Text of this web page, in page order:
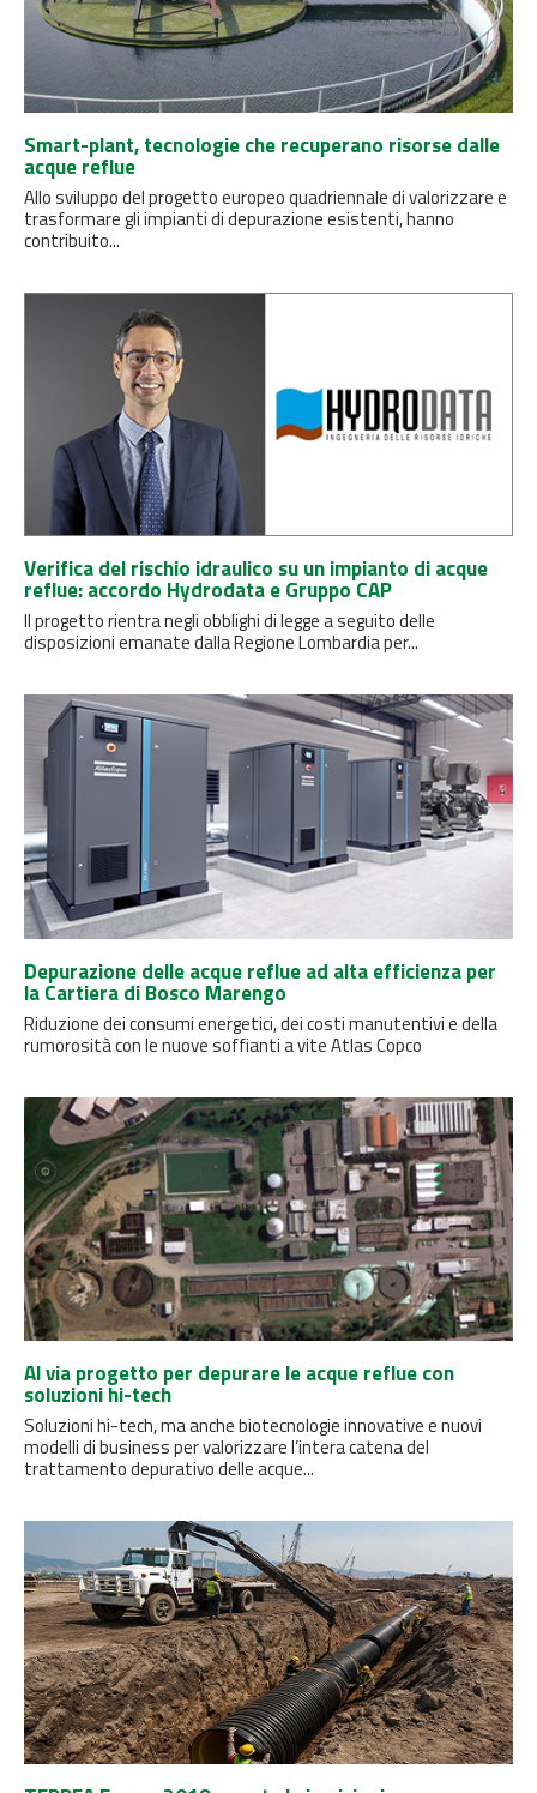
Smart-plant, tecnologie che recuperano risorse dalle
acque reflue
Allo sviluppo del progetto europeo quadriennale di valorizzare e
trasformare gli impianti di depurazione esistenti, hanno
contribuito...
Verifica del rischio idraulico su un impianto di acque
reflue: accordo Hydrodata e Gruppo CAP
Il progetto rientra negli obblighi di legge a seguito delle
disposizioni emanate dalla Regione Lombardia per...
Depurazione delle acque reflue ad alta efficienza per
la Cartiera di Bosco Marengo
Riduzione dei consumi energetici, dei costi manutentivi e della
rumorosità con le nuove soffianti a vite Atlas Copco
Al via progetto per depurare le acque reflue con
soluzioni hi-tech
Soluzioni hi-tech, ma anche biotecnologie innovative e nuovi
modelli di business per valorizzare l’intera catena del
trattamento depurativo delle acque...